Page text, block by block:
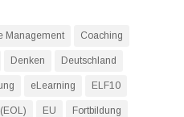
Management Coaching
Denken Deutschland
eLearning ELF10
EU Fortbildung